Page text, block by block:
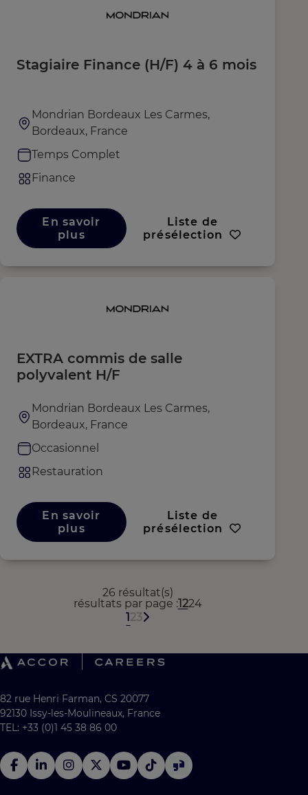
Stagiaire Finance (H/F) 4 à 6 mois
Mondrian Bordeaux Les Carmes,
Bordeaux, France
Temps Complet
Finance
En savoir
plus
Liste de
présélection
EXTRA commis de salle
polyvalent H/F
Mondrian Bordeaux Les Carmes,
Bordeaux, France
Occasionnel
Restauration
En savoir
plus
Liste de
présélection
26 résultat(s)
123
résultats par page 1224
82 rue Henri Farman, CS 20077
92130 Issy-les-Moulineaux, France
TEL: +33 (0)1 45 38 86 00